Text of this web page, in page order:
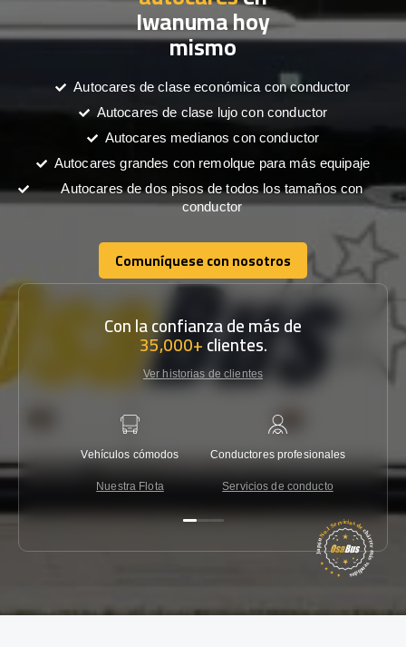
Iwanuma hoy
mismo
Autocares de clase económica con conductor
Autocares de clase lujo con conductor
Autocares medianos con conductor
Autocares grandes con remolque para más equipaje
Autocares de dos pisos de todos los tamaños con
conductor
Comuníquese con nosotros
Comuníquese con nosotros
Con la confianza de más de
35,000+clientes.
Ver historias de clientes
Vehículos cómodos
Nuestra Flota
Conductores profesionales
Servicios de conducto